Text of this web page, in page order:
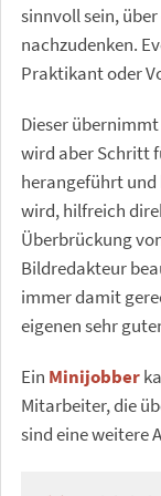
sinnvoll sein,
nachzudenken.
Praktikant oder
Dieser
wird aber Schritt
herangeführt und
wird, hilfreich
Überbrückung
Bildredakteur
immer damit
eigenen sehr
Ein Minijobber
Mitarbeiter, die
sind eine weitere